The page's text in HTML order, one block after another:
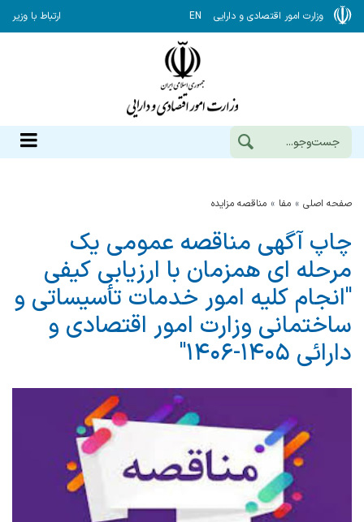
وزارت امور اقتصادی و دارایی EN ارتباط با وزیر
صفحه اصلی مفا مناقصه مزایده
چاپ آگهی مناقصه عمومی یک
مرحله ای همزمان با ارزیابی کیفی
"انجام کلیه امور خدمات تأسیساتی و
ساختمانی وزارت امور اقتصادی و
دارائی ۱۴۰۵-۱۴۰۶"